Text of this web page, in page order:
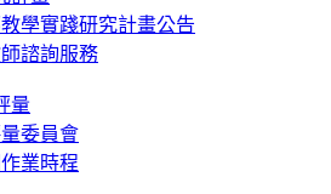
學實踐研究計畫公告
諮詢服務
量
委員會
業時程